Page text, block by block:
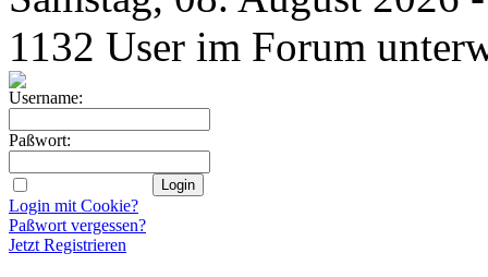
1132 User im Forum
Username:
Paßwort:
Login mit Cookie?
Paßwort vergessen?
Jetzt Registrieren